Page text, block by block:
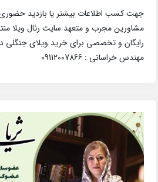
جهت کسب اطلاعات بیشتر یا بازدید حضوری
مشاورین مجرب و متعهد سایت رئال ویلا
رایگان و تخصصی برای خرید ویلای جنگلی
مهندس خراسانی : 09112007866